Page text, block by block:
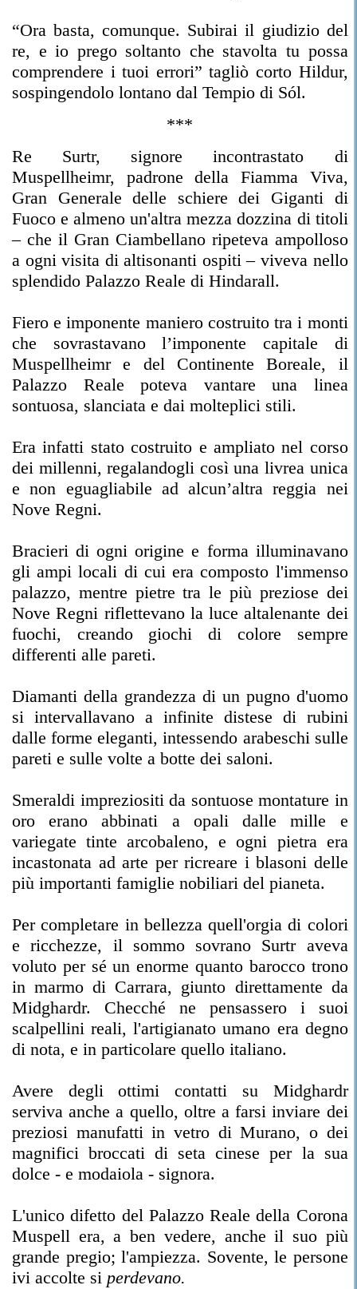
“Ora basta, comunque. Subirai il giudizio del
re, e io prego soltanto che stavolta tu possa
comprendere i tuoi errori” tagliò corto Hildur,
sospingendolo lontano dal Tempio di Sól.
***
Re Surtr, signore incontrastato di
Muspellheimr, padrone della Fiamma Viva,
Gran Generale delle schiere dei Giganti di
Fuoco e almeno un'altra mezza dozzina di titoli
– che il Gran Ciambellano ripeteva ampolloso
a ogni visita di altisonanti ospiti – viveva nello
splendido Palazzo Reale di Hindarall.
Fiero e imponente maniero costruito tra i monti
che sovrastavano l’imponente capitale di
Muspellheimr e del Continente Boreale, il
Palazzo Reale poteva vantare una linea
sontuosa, slanciata e dai molteplici stili.
Era infatti stato costruito e ampliato nel corso
dei millenni, regalandogli così una livrea unica
e non eguagliabile ad alcun’altra reggia nei
Nove Regni.
Bracieri di ogni origine e forma illuminavano
gli ampi locali di cui era composto l'immenso
palazzo, mentre pietre tra le più preziose dei
Nove Regni riflettevano la luce altalenante dei
fuochi, creando giochi di colore sempre
differenti alle pareti.
Diamanti della grandezza di un pugno d'uomo
si intervallavano a infinite distese di rubini
dalle forme eleganti, intessendo arabeschi sulle
pareti e sulle volte a botte dei saloni.
Smeraldi impreziositi da sontuose montature in
oro erano abbinati a opali dalle mille e
variegate tinte arcobaleno, e ogni pietra era
incastonata ad arte per ricreare i blasoni delle
più importanti famiglie nobiliari del pianeta.
Per completare in bellezza quell'orgia di colori
e ricchezze, il sommo sovrano Surtr aveva
voluto per sé un enorme quanto barocco trono
in marmo di Carrara, giunto direttamente da
Midghardr. Checché ne pensassero i suoi
scalpellini reali, l'artigianato umano era degno
di nota, e in particolare quello italiano.
Avere degli ottimi contatti su Midghardr
serviva anche a quello, oltre a farsi inviare dei
preziosi manufatti in vetro di Murano, o dei
magnifici broccati di seta cinese per la sua
dolce - e modaiola - signora.
L'unico difetto del Palazzo Reale della Corona
Muspell era, a ben vedere, anche il suo più
grande pregio; l'ampiezza. Sovente, le persone
ivi accolte si perdevano.